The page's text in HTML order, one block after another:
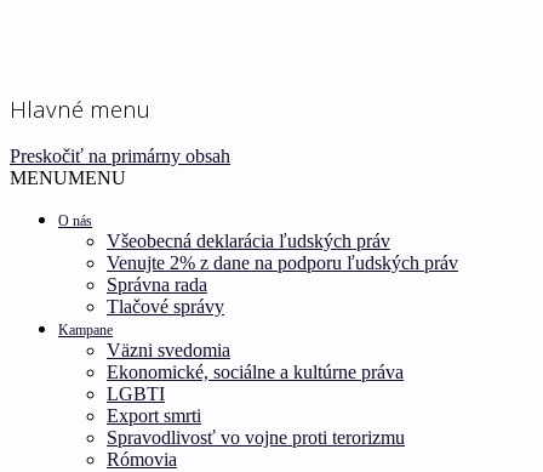
Inštitút ľudských práv –
Human Rights Institute
Ľudské práva pre všetkých!
Hlavné menu
Preskočiť na primárny obsah
MENUMENU
O nás
Všeobecná deklarácia ľudských práv
Venujte 2% z dane na podporu ľudských práv
Správna rada
Tlačové správy
Kampane
Väzni svedomia
Ekonomické, sociálne a kultúrne práva
LGBTI
Export smrti
Spravodlivosť vo vojne proti terorizmu
Rómovia